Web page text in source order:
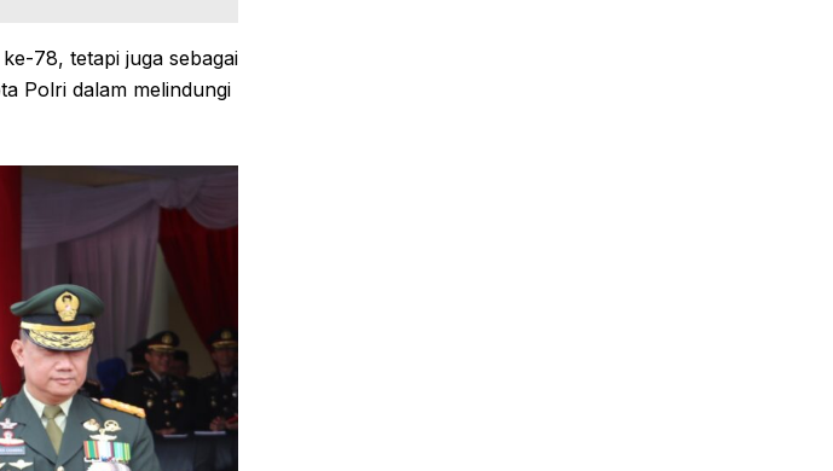
78, tetapi juga sebagai
Polri dalam melindungi